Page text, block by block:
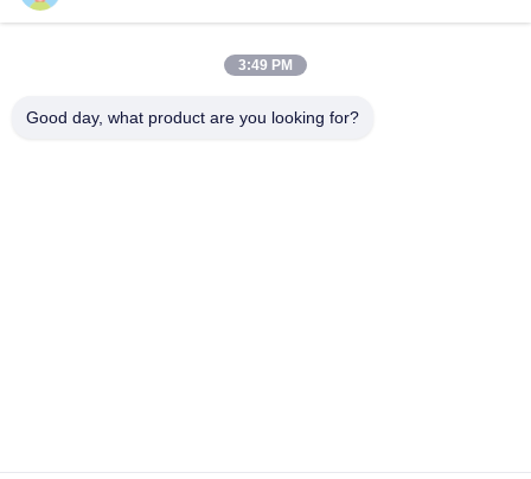
3:49 PM
Good day, what product are you looking for?